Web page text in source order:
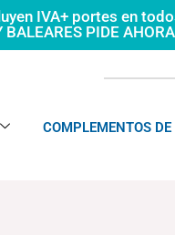
IVA+ portes en
BALEARES PIDE
COMPLEMENTOS